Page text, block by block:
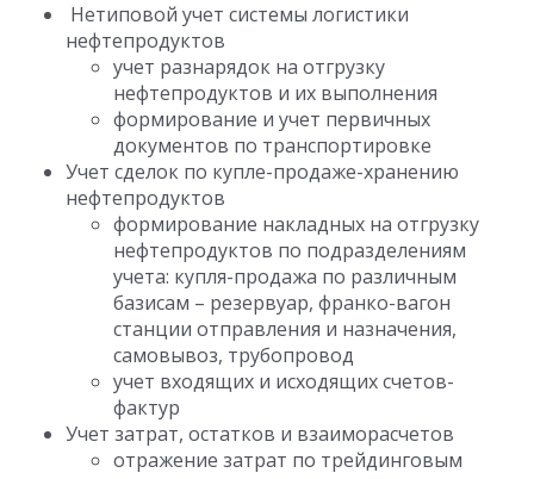
Нетиповой учет системы логистики
нефтепродуктов
учет разнарядок на отгрузку
нефтепродуктов и их выполнения
формирование и учет первичных
документов по транспортировке
Учет сделок по купле-продаже-хранению
нефтепродуктов
формирование накладных на отгрузку
нефтепродуктов по подразделениям
учета: купля-продажа по различным
базисам – резервуар, франко-вагон
станции отправления и назначения,
самовывоз, трубопровод
учет входящих и исходящих счетов-
фактур
Учет затрат, остатков и взаиморасчетов
отражение затрат по трейдинговым